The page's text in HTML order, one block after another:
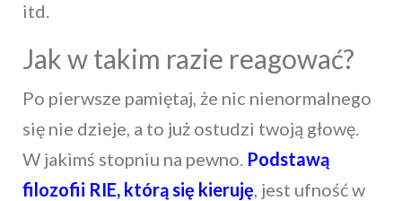
itd.
Jak w takim razie reagować?
Po pierwsze pamiętaj, że nic nienormalnego
się nie dzieje, a to już ostudzi twoją głowę.
W jakimś stopniu na pewno. Podstawą
filozofii RIE, którą się kieruję, jest ufność w